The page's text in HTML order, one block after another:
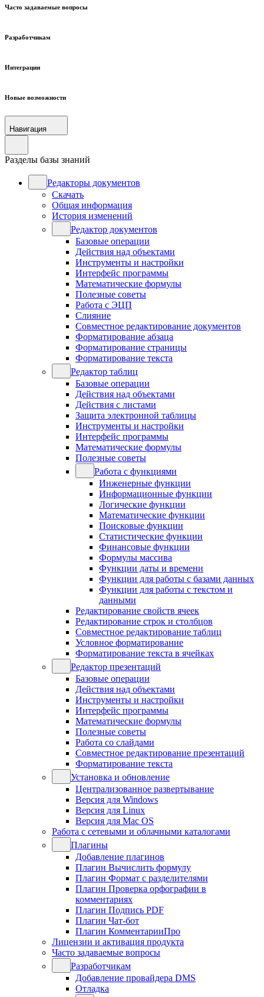
Часто задаваемые вопросы
Разработчикам
Интеграции
Новые возможности
Навигация
Разделы базы знаний
Редакторы документов
Скачать
Общая информация
История изменений
Редактор документов
Базовые операции
Действия над объектами
Инструменты и настройки
Интерфейс программы
Математические формулы
Полезные советы
Работа с ЭЦП
Слияние
Совместное редактирование документов
Форматирование абзаца
Форматирование страницы
Форматирование текста
Редактор таблиц
Базовые операции
Действия над объектами
Действия с листами
Защита электронной таблицы
Инструменты и настройки
Интерфейс программы
Математические формулы
Полезные советы
Работа с функциями
Инженерные функции
Информационные функции
Логические функции
Математические функции
Поисковые функции
Статистические функции
Финансовые функции
Формулы массива
Функции даты и времени
Функции для работы с базами данных
Функции для работы с текстом и
данными
Редактирование свойств ячеек
Редактирование строк и столбцов
Совместное редактирование таблиц
Условное форматирование
Форматирование текста в ячейках
Редактор презентаций
Базовые операции
Действия над объектами
Инструменты и настройки
Интерфейс программы
Математические формулы
Полезные советы
Работа со слайдами
Совместное редактирование презентаций
Форматирование текста
Установка и обновление
Централизованное развертывание
Версия для Windows
Версия для Linux
Версия для Mac OS
Работа с сетевыми и облачными каталогами
Плагины
Добавление плагинов
Плагин Вычислить формулу
Плагин Формат с разделителями
Плагин Проверка орфографии в
комментариях
Плагин Подпись PDF
Плагин Чат-бот
Плагин КомментарииПро
Лицензии и активация продукта
Часто задаваемые вопросы
Разработчикам
Добавление провайдера DMS
Отладка